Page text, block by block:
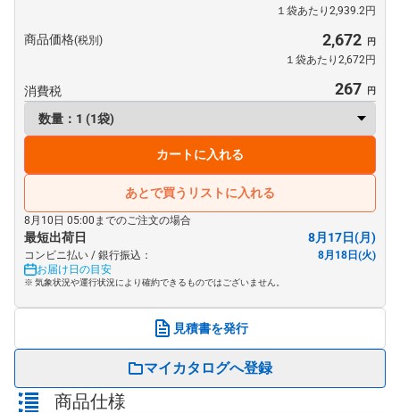
１袋あたり2,939.2円
商品価格(税別) 2,672
１袋あたり2,672円
消費税 267
カートに入れる
あとで買うリストに入れる
8月10日 05:00までのご注文の場合
最短出荷日 8月17日(月)
コンビニ払い / 銀行振込：
8月18日(火)
お届け日の目安
※ 気象状況や運行状況により確約できるものではございません。
見積書を発行
マイカタログへ登録
商品仕様